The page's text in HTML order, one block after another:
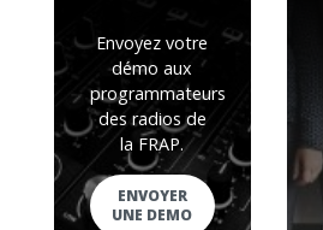
Envoyez votre
démo aux
programmateurs
des radios de
la FRAP.
ENVOYER
UNE DEMO